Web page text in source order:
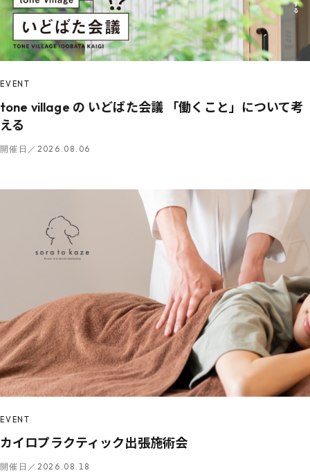
EVENT
tone village の いどばた会議 「働くこと」について考
える
開催日／2026.08.06
EVENT
カイロプラクティック出張施術会
開催日／2026.08.18